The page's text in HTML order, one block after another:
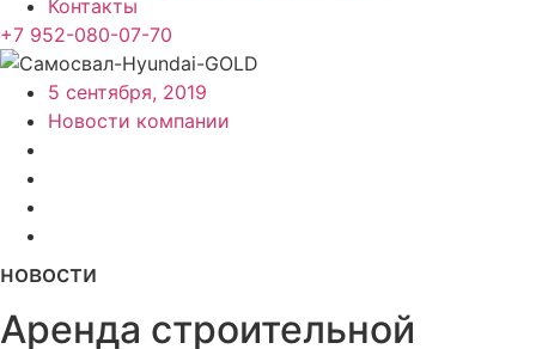
Контакты
+7 952-080-07-70
5 сентября, 2019
Новости компании
новости
Аренда строительной